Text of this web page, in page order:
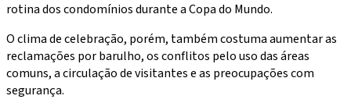
rotina dos condomínios durante a Copa do Mundo.
O clima de celebração, porém, também costuma aumentar as
reclamações por barulho, os conflitos pelo uso das áreas
comuns, a circulação de visitantes e as preocupações com
segurança.